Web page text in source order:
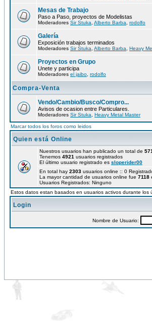
Mesas de Trabajo
Paso a Paso, proyectos de Modelistas
Moderadores Sir Stuka Alberto Barba rodolfo
Galería
Exposición trabajos terminados
Moderadores Sir Stuka Alberto Barba Heavy
Proyectos en Grupo
Unete y participa
Moderadores el jaibo rodolfo
Compra-Venta
Vendo/Cambio/Busco/Compro...
Avisos de ocasion entre Particulares.
Moderadores Sir Stuka Heavy Metal Master
Marcar todos los foros como leidos
Quien está Online
Nuestros usuarios han publicado un total de
Tenemos 4921 usuarios registrados
El último usuario registrado es sloperider00
En total hay 2303 usuarios online :: 0
La mayor cantidad de usuarios online fue 7118
Usuarios Registrados: Ninguno
Estos datos estan basados en usuarios activos durante los
Login
Nombre de Usuario: